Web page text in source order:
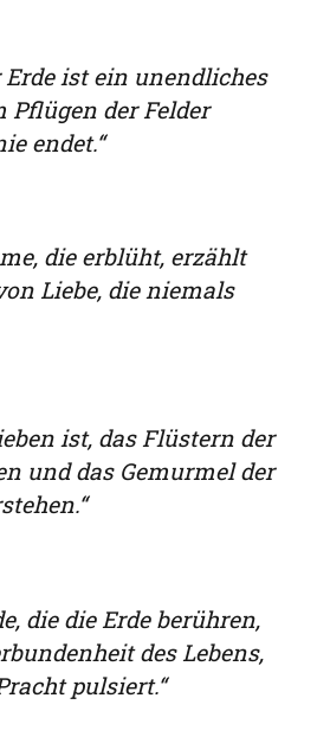
Erde ist ein unendliches
Pflügen der Felder
endet.“
die erblüht, erzählt
Liebe, die niemals
ist, das Flüstern der
und das Gemurmel der
die die Erde berühren,
des Lebens,
pulsiert.“